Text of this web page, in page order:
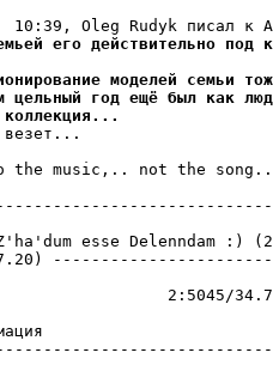
его действительно под
моделей семьи
цельный год ещё был как
коллекция...
the music,.. not the
esse Delenndam :)
67.20)
11
2:5045/